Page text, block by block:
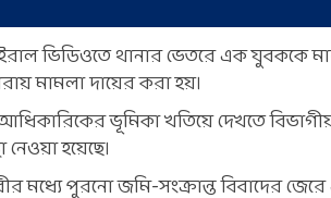
ভিডিওতে থানার ভেতরে এক যুবককে
মামলা দায়ের করা হয়।
ভূমিকা খতিয়ে দেখতে
হয়েছে।
পুরনো জমি-সংক্রান্ত বিবাদের জেরে